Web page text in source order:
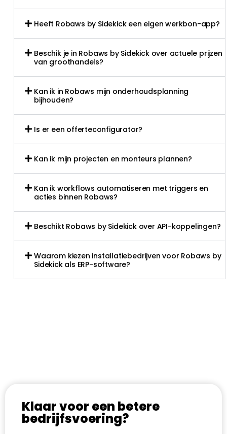
Heeft Robaws by Sidekick een eigen werkbon-app?
Beschik je in Robaws by Sidekick over actuele prijzen
van groothandels?
Kan ik in Robaws mijn onderhoudsplanning
bijhouden?
Is er een offerteconfigurator?
Kan ik mijn projecten en monteurs plannen?
Kan ik workflows automatiseren met triggers en
acties binnen Robaws?
Beschikt Robaws by Sidekick over API-koppelingen?
Waarom kiezen installatiebedrijven voor Robaws by
Sidekick als ERP-software?
Klaar voor een betere
bedrijfsvoering?